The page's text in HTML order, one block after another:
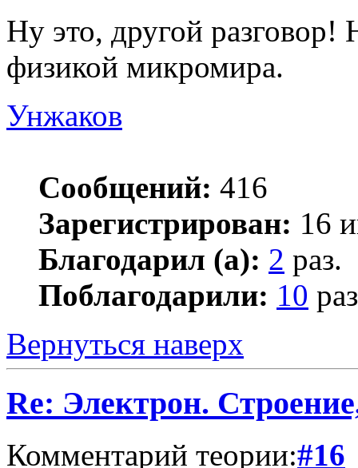
Ну это, другой
физикой микромира.
Унжаков
Сообщений: 416
Зарегистрирован: 16
Благодарил (а): 2 раз.
Поблагодарили: 10
Вернуться наверх
Re: Электрон.
Комментарий теории:#16